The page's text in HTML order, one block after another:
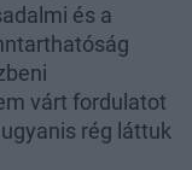
és a
várt fordulatot
rég láttuk